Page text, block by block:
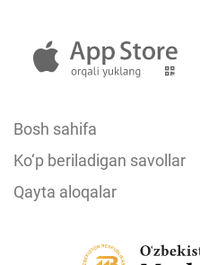
Bosh sahifa
Ko‘p beriladigan savollar
Qayta aloqalar